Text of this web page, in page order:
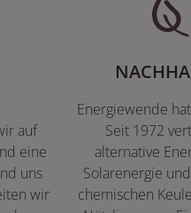
auf
eine
uns
wir
Energiewende
Seit 1972
alternative
Solarenergie
chemischen